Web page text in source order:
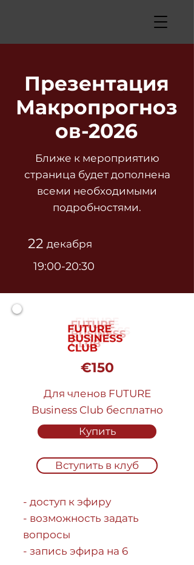
Презентация
Макропрогноз
ов-2026
Ближе к мероприятию
страница будет дополнена
всеми необходимыми
подробностями.
22 декабря
19:00-20:30
€150
Для членов FUTURE
Business Club бесплатно
Купить
Вступить в клуб
- доступ к эфиру
- возможность задать
вопросы
- запись эфира на 6